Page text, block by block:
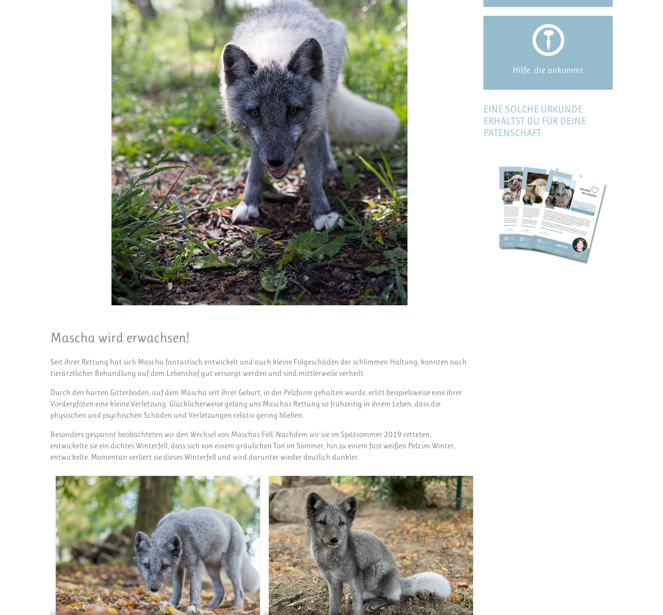
Mascha wird erwachsen!
Seit ihrer Rettung hat sich Mascha fantastisch entwickelt und auch kleine Folgeschäden der schlimmen Haltung, konnten nach
tierärztlicher Behandlung auf dem Lebenshof gut versorgt werden und sind mittlerweile verheilt.
Durch den harten Gitterboden, auf dem Mascha seit ihrer Geburt, in der Pelzfarm gehalten wurde, erlitt beispielsweise eine ihrer
Vorderpfoten eine kleine Verletzung. Glücklicherweise gelang uns Maschas Rettung so frühzeitig in ihrem Leben, dass die
physischen und psychischen Schäden und Verletzungen relativ gering blieben.
Besonders gespannt beobachteten wir den Wechsel von Maschas Fell. Nachdem wir sie im Spätsommer 2019 retteten,
entwickelte sie ein dichtes Winterfell, dass sich von einem gräulichen Ton im Sommer, hin zu einem fast weißen Pelz im Winter,
entwickelte. Momentan verliert sie dieses Winterfell und wird darunter wieder deutlich dunkler.
Hilfe, die ankommt
EINE SOLCHE URKUNDE
ERHÄLTST DU FÜR DEINE
PATENSCHAFT: